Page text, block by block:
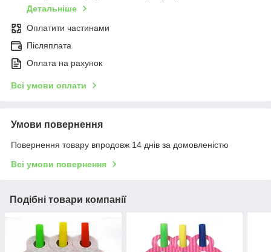
Детальніше
Оплатити частинами
Післяплата
Оплата на рахунок
Всі умови оплати
Умови повернення
Повернення товару впродовж 14 днів за домовленістю
Всі умови повернення
Подібні товари компанії